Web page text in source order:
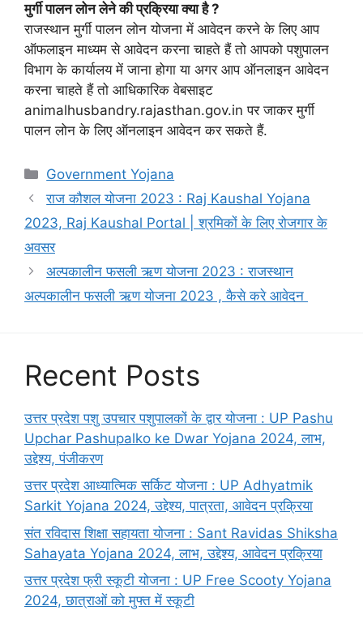
मुर्गी पालन लोन लेने की प्रक्रिया क्या है ?
राजस्थान मुर्गी पालन लोन योजना में आवेदन करने के लिए आप
ऑफलाइन माध्यम से आवेदन करना चाहते हैं तो आपको पशुपालन
विभाग के कार्यालय में जाना होगा या अगर आप ऑनलाइन आवेदन
करना चाहते हैं तो आधिकारिक वेबसाइट
animalhusbandry.rajasthan.gov.in पर जाकर मुर्गी
पालन लोन के लिए ऑनलाइन आवेदन कर सकते हैं.
Categories
Government Yojana
राज कौशल योजना 2023 : Raj Kaushal Yojana
2023, Raj Kaushal Portal | श्रमिकों के लिए रोजगार के
अवसर
अल्पकालीन फसली ऋण योजना 2023 : राजस्थान
अल्पकालीन फसली ऋण योजना 2023 , कैसे करे आवेदन
Recent Posts
उत्तर प्रदेश पशु उपचार पशुपालकों के द्वार योजना : UP Pashu
Upchar Pashupalko ke Dwar Yojana 2024, लाभ,
उद्देश्य, पंजीकरण
उत्तर प्रदेश आध्यात्मिक सर्किट योजना : UP Adhyatmik
Sarkit Yojana 2024, उद्देश्य, पात्रता, आवेदन प्रक्रिया
संत रविदास शिक्षा सहायता योजना : Sant Ravidas Shiksha
Sahayata Yojana 2024, लाभ, उद्देश्य, आवेदन प्रक्रिया
उत्तर प्रदेश फ्री स्कूटी योजना : UP Free Scooty Yojana
2024, छात्राओं को मुफ्त में स्कूटी